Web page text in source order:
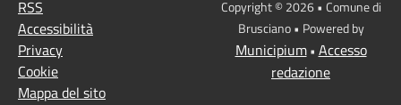
RSS
Accessibilità
Privacy
Cookie
Mappa del sito
Copyright © 2026 • Comune di
Brusciano • Powered by
Municipium• Accesso
redazione